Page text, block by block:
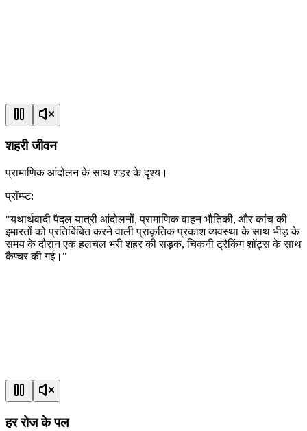
शहरी जीवन
प्रामाणिक आंदोलन के साथ शहर के दृश्य।
प्रॉम्प्ट:
"यथार्थवादी पैदल यात्री आंदोलनों, प्रामाणिक वाहन भौतिकी, और कांच की
इमारतों को प्रतिबिंबित करने वाली प्राकृतिक प्रकाश व्यवस्था के साथ भीड़ के
समय के दौरान एक हलचल भरी शहर की सड़क, चिकनी ट्रैकिंग शॉट्स के साथ
कैप्चर की गई। "
हर रोज के पल